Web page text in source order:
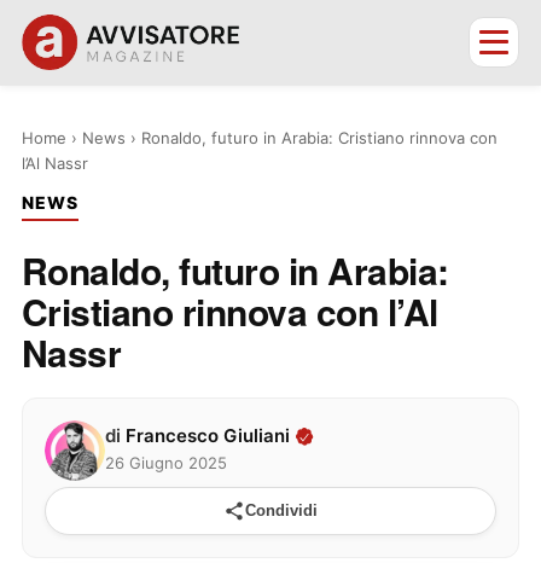
Home › News › Ronaldo, futuro in Arabia: Cristiano rinnova con
l’Al Nassr
NEWS
Ronaldo, futuro in Arabia:
Cristiano rinnova con l’Al
Nassr
di Francesco Giuliani
26 Giugno 2025
Condividi